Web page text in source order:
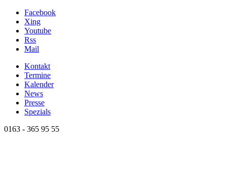
Facebook
Xing
Youtube
Rss
Mail
Kontakt
Termine
Kalender
News
Presse
Spezials
0163 - 365 95 55